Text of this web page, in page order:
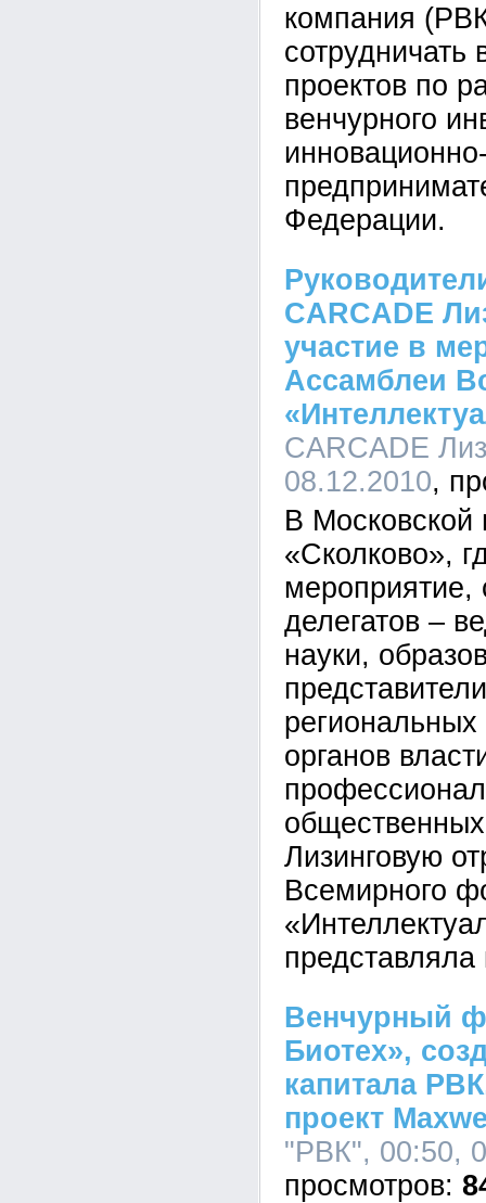
компания
сотрудничать
проектов по
венчурного
Федерации.
CARCADE
участие в
Ассамблеи
CARCADE
08.12.2010
В Московской
«Сколково»,
мероприятие,
делегатов –
науки,
органов
Лизинговую
Всемирного
Венчурный
Биотех»,
капитала
проект
"РВК", 00:50,